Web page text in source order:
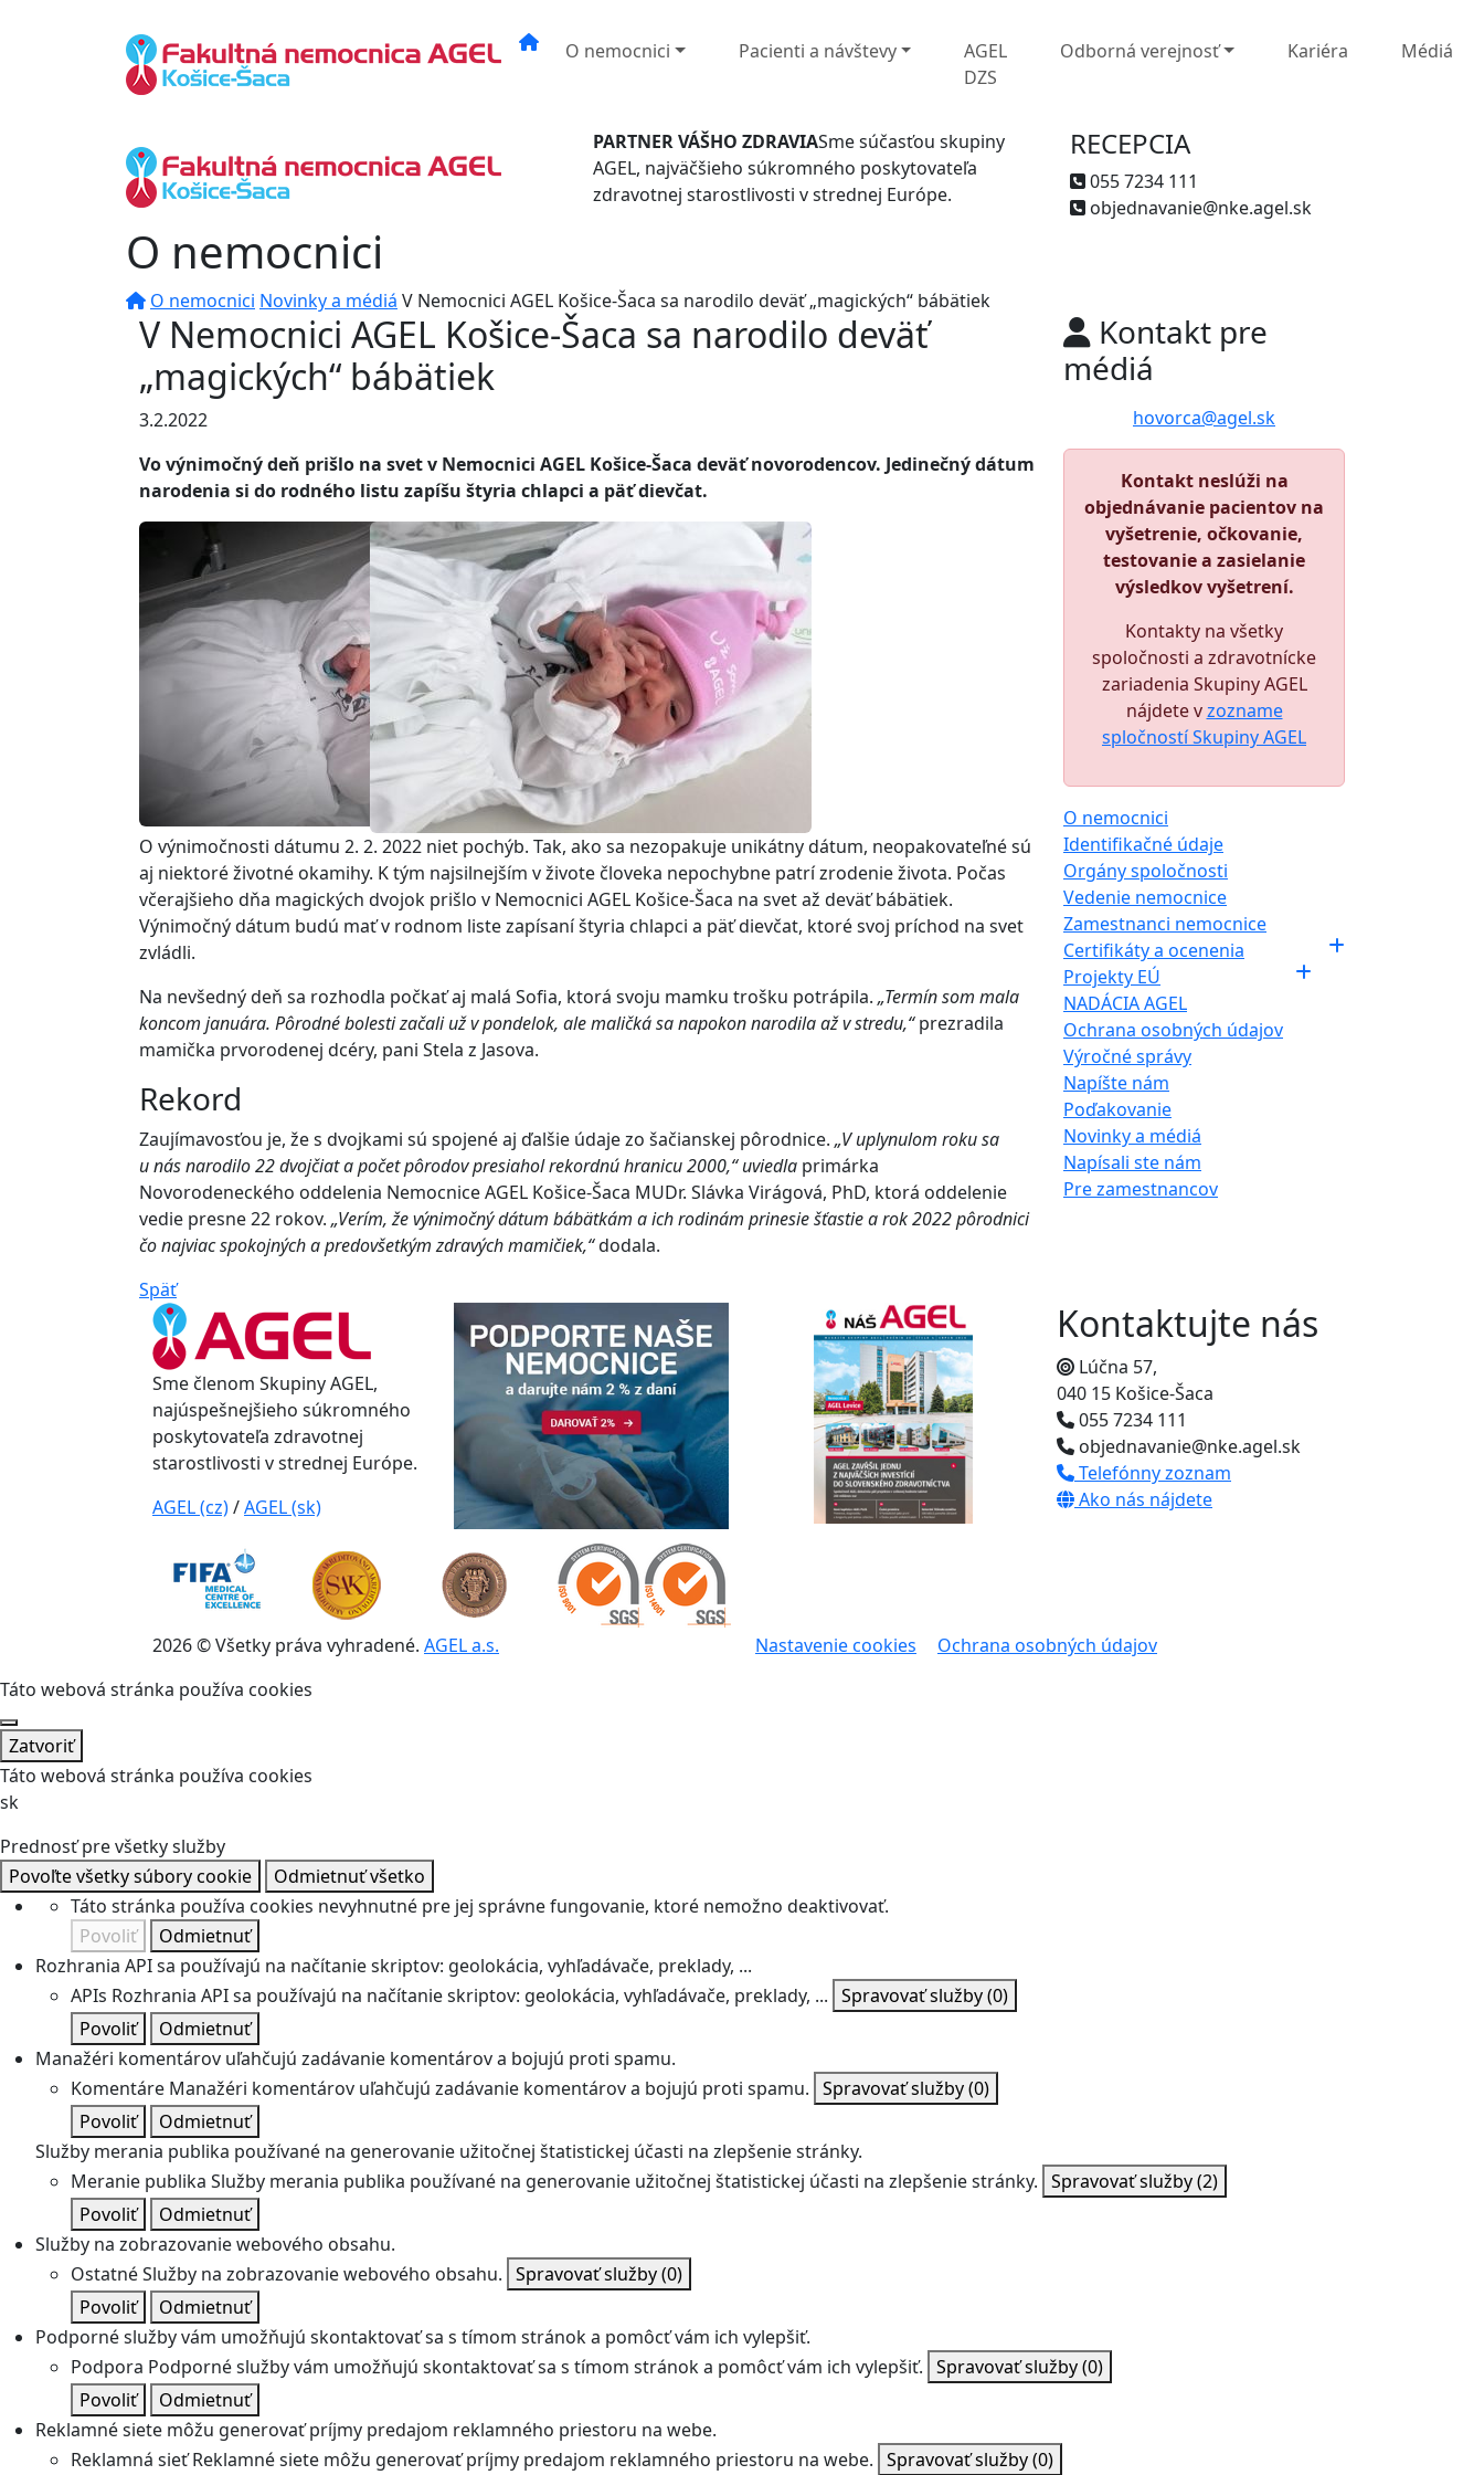
O nemocnici Pacienti a návštevy
AGEL
DZS
Odborná verejnosť Kariéra Médiá
PARTNER VÁŠHO ZDRAVIASme súčasťou skupiny
AGEL, najväčšieho súkromného poskytovateľa
zdravotnej starostlivosti v strednej Európe.
RECEPCIA
055 7234 111
objednavanie@nke.agel.sk
O nemocnici
O nemocnici Novinky a médiá V Nemocnici AGEL Košice-Šaca sa narodilo deväť „magických“ bábätiek
V Nemocnici AGEL Košice-Šaca sa narodilo deväť
„magických“ bábätiek
3.2.2022
Vo výnimočný deň prišlo na svet v Nemocnici AGEL Košice-Šaca deväť novorodencov. Jedinečný dátum
narodenia si do rodného listu zapíšu štyria chlapci a päť dievčat.
O výnimočnosti dátumu 2. 2. 2022 niet pochýb. Tak, ako sa nezopakuje unikátny dátum, neopakovateľné sú
aj niektoré životné okamihy. K tým najsilnejším v živote človeka nepochybne patrí zrodenie života. Počas
včerajšieho dňa magických dvojok prišlo v Nemocnici AGEL Košice-Šaca na svet až deväť bábätiek.
Výnimočný dátum budú mať v rodnom liste zapísaní štyria chlapci a päť dievčat, ktoré svoj príchod na svet
zvládli.
Na nevšedný deň sa rozhodla počkať aj malá Sofia, ktorá svoju mamku trošku potrápila. „Termín som mala
koncom januára. Pôrodné bolesti začali už v pondelok, ale maličká sa napokon narodila až v stredu,“prezradila
mamička prvorodenej dcéry, pani Stela z Jasova.
Rekord
Zaujímavosťou je, že s dvojkami sú spojené aj ďalšie údaje zo šačianskej pôrodnice. „V uplynulom roku sa
u nás narodilo 22 dvojčiat a počet pôrodov presiahol rekordnú hranicu 2000,“ uviedla primárka
Novorodeneckého oddelenia Nemocnice AGEL Košice-Šaca MUDr. Slávka Virágová, PhD, ktorá oddelenie
vedie presne 22 rokov. „Verím, že výnimočný dátum bábätkám a ich rodinám prinesie šťastie a rok 2022 pôrodnici
čo najviac spokojných a predovšetkým zdravých mamičiek,“dodala.
Späť
Kontakt pre
médiá
hovorca@agel.sk
Kontakt neslúži na
objednávanie pacientov na
vyšetrenie, očkovanie,
testovanie a zasielanie
výsledkov vyšetrení.
Kontakty na všetky
spoločnosti a zdravotnícke
zariadenia Skupiny AGEL
nájdete vzozname
spločností Skupiny AGEL
O nemocnici
Identifikačné údaje
Orgány spoločnosti
Vedenie nemocnice
Zamestnanci nemocnice
Certifikáty a ocenenia
Projekty EÚ
NADÁCIA AGEL
Ochrana osobných údajov
Výročné správy
Napíšte nám
Poďakovanie
Novinky a médiá
Napísali ste nám
Pre zamestnancov
Sme členom Skupiny AGEL,
najúspešnejšieho súkromného
poskytovateľa zdravotnej
starostlivosti v strednej Európe.
AGEL (cz)/AGEL (sk)
Kontaktujte nás
Lúčna 57,
040 15 Košice-Šaca
055 7234 111
objednavanie@nke.agel.sk
Telefónny zoznam
Ako nás nájdete
2026 © Všetky práva vyhradené. AGEL a.s. Nastavenie cookies
Ochrana osobných údajov
Táto webová stránka používa cookies
Zatvoriť
Táto webová stránka používa cookies
sk
Prednosť pre všetky služby
Povoľte všetky súbory cookie
Odmietnuť všetko
Táto stránka používa cookies nevyhnutné pre jej správne fungovanie, ktoré nemožno deaktivovať.
Povoliť
Odmietnuť
Rozhrania API sa používajú na načítanie skriptov: geolokácia, vyhľadávače, preklady, ...
APIs Rozhrania API sa používajú na načítanie skriptov: geolokácia, vyhľadávače, preklady, ... Spravovať služby(0)
Povoliť
Odmietnuť
Manažéri komentárov uľahčujú zadávanie komentárov a bojujú proti spamu.
Komentáre Manažéri komentárov uľahčujú zadávanie komentárov a bojujú proti spamu. Spravovať služby(0)
Povoliť
Odmietnuť
Služby merania publika používané na generovanie užitočnej štatistickej účasti na zlepšenie stránky.
Meranie publika Služby merania publika používané na generovanie užitočnej štatistickej účasti na zlepšenie stránky. Spravovať služby(2)
Povoliť
Odmietnuť
Služby na zobrazovanie webového obsahu.
OstatnéSlužby na zobrazovanie webového obsahu. Spravovať služby(0)
Povoliť
Odmietnuť
Podporné služby vám umožňujú skontaktovať sa s tímom stránok a pomôcť vám ich vylepšiť.
Podpora Podporné služby vám umožňujú skontaktovať sa s tímom stránok a pomôcť vám ich vylepšiť. Spravovať služby(0)
Povoliť
Odmietnuť
Reklamné siete môžu generovať príjmy predajom reklamného priestoru na webe.
Reklamná sieť Reklamné siete môžu generovať príjmy predajom reklamného priestoru na webe. Spravovať služby(0)